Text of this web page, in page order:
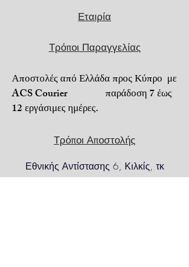
Μεταφορικά + αντικαταβολή
Για τηλεφωνικές παραγγελίες
Πληρωμή με αντικαταβολή ή
PayPal ή κατάθεση σε
τραπεζικό λογαριασμό.
δυσπρόσιτες περιοχές,
ισχύουν προσαυξημένα έξοδα
αποστολής.
Εταιρία
Τρόποι Παραγγελίας
Αποστολές από Ελλάδα προς Κύπρο με
ACS Courier παράδοση 7 έως
12 εργάσιμες ημέρες.
Τρόποι Αποστολής
Εθνικής Αντίστασης 6, Κιλκίς, τκ
61100gavriloswix@gmail.com| Tel: